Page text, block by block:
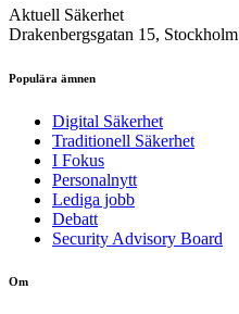
Aktuell Säkerhet
Drakenbergsgatan 15, Stockholm
Populära ämnen
Digital Säkerhet
Traditionell Säkerhet
I Fokus
Personalnytt
Lediga jobb
Debatt
Security Advisory Board
Om